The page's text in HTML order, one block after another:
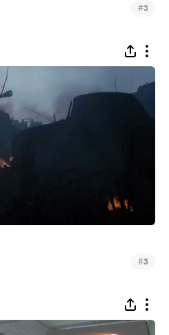
#3
#3